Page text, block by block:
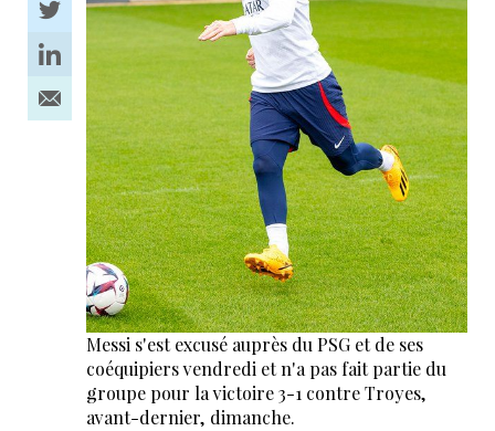
Messi s'est excusé auprès du PSG et de ses
coéquipiers vendredi et n'a pas fait partie du
groupe pour la victoire 3-1 contre Troyes,
avant-dernier, dimanche.